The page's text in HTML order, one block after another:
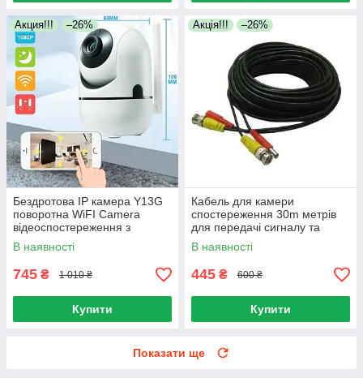
Акция!!! –26%
Бездротова IP камера Y13G
поворотна WiFI Camera
відеоспостереження з
датчиком руху
В наявності
745 ₴ 1 010 ₴
Купити
Акція!!! –26%
Кабель для камери
спостереження 30m метрів
для передачі сигналу та
подачі живлення
В наявності
445 ₴ 600 ₴
Купити
Показати ще